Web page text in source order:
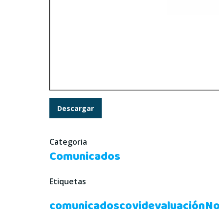
Descargar
Categoria
Comunicados
Etiquetas
comunicadoscovidevaluación